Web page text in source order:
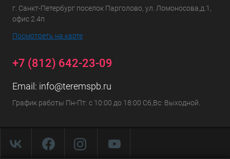
г. Санкт-Петербург поселок Парголово, ул. Ломоносова,д.1,
офис 2.4п
Посмотреть на карте
+7 (812) 642-23-09
Email: info@teremspb.ru
График работы Пн-Пт: с 10:00 до 18:00 Сб,Вс: Выходной.